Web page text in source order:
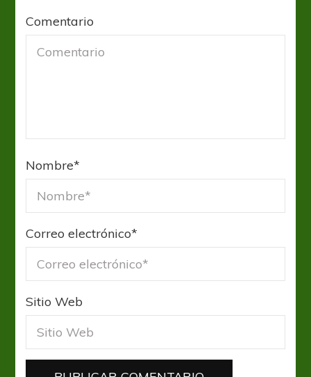
Comentario
Nombre*
Correo electrónico*
Sitio Web